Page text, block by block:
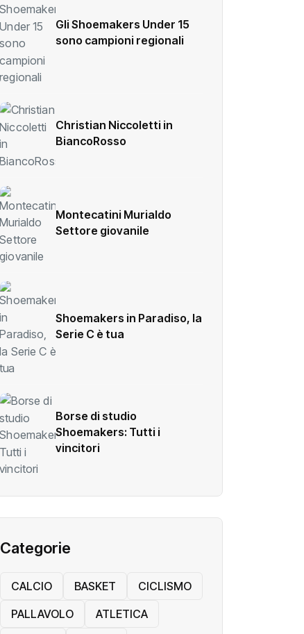
Gli Shoemakers Under 15
sono campioni regionali
Christian Niccoletti in
BiancoRosso
Montecatini Murialdo
Settore giovanile
Shoemakers in Paradiso, la
Serie C è tua
Borse di studio
Shoemakers: Tutti i
vincitori
Categorie
CALCIO BASKET
CICLISMO
PALLAVOLO
ATLETICA